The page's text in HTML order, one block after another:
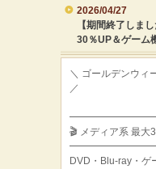
2026/04/27
【期間終了しま
30％UP＆ゲーム
＼ ゴールデンウィ
／
🎬 メディア系 最大
DVD・Blu-ray・ゲ